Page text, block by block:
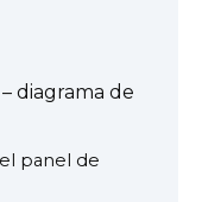
diagrama de
panel de